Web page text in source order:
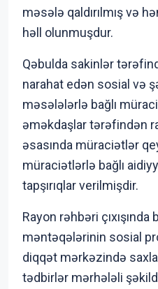
məsələ qaldırılmış və
həll olunmuşdur.
Qəbulda sakinlər
narahat edən sosial və
məsələlərlə bağlı
əməkdaşlar tərəfindən
əsasında müraciətlər
müraciətlərlə bağlı
tapşırıqlar verilmişdir.
Rayon rəhbəri çıxışında
məntəqələrinin sosial
diqqət mərkəzində
tədbirlər mərhələli